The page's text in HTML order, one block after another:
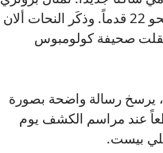
طوله نحو 15 قدماً مطلي بورق الذهب، ويبلغ ارتفاعه بما في ذلك القاعدة نحو 22 قدماً. وذكَر النحات ألان
بنحو 360,000 دولار، بحسب ما نقلت صحيفة كولومبوس
يرسخ رسالة واضحة بصورة
عند مراسم الكشف يوم
بيست.